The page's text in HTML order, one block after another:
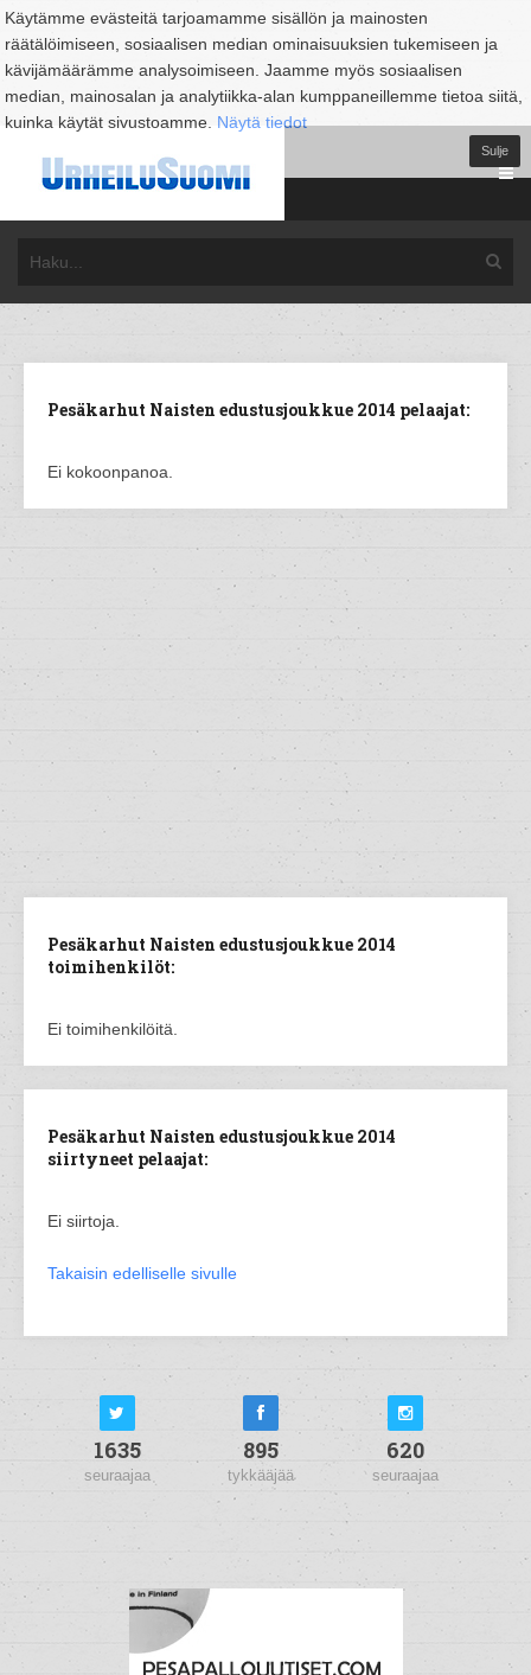
Käytämme evästeitä tarjoamamme sisällön ja mainosten
räätälöimiseen, sosiaalisen median ominaisuuksien tukemiseen ja
kävijämäärämme analysoimiseen. Jaamme myös sosiaalisen
median, mainosalan ja analytiikka-alan kumppaneillemme tietoa siitä,
kuinka käytät sivustoamme. Näytä tiedot
Sulje
Pesäkarhut Naisten edustusjoukkue 2014 pelaajat:
Ei kokoonpanoa.
Pesäkarhut Naisten edustusjoukkue 2014
toimihenkilöt:
Ei toimihenkilöitä.
Pesäkarhut Naisten edustusjoukkue 2014
siirtyneet pelaajat:
Ei siirtoja.
Takaisin edelliselle sivulle
1635
seuraajaa
895
tykkääjää
620
seuraajaa